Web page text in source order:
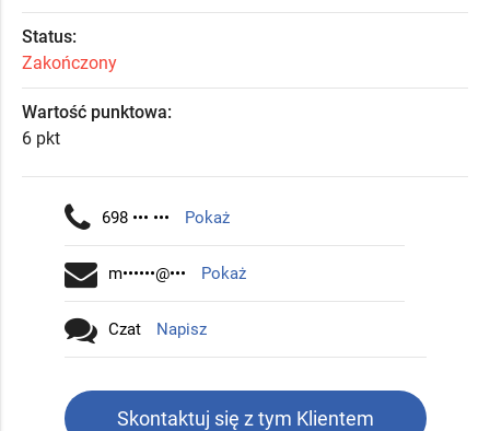
Status:
Zakończony
Wartość punktowa:
6 pkt
698 ••• ••• Pokaż
m••••••@••• Pokaż
Czat Napisz
Skontaktuj się z tym Klientem